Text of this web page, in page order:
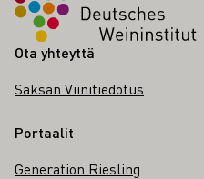
Ota yhteyttä
Saksan Viinitiedotus
Portaalit
Generation Riesling